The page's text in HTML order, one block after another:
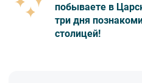
побываете в
три дня
столицей!